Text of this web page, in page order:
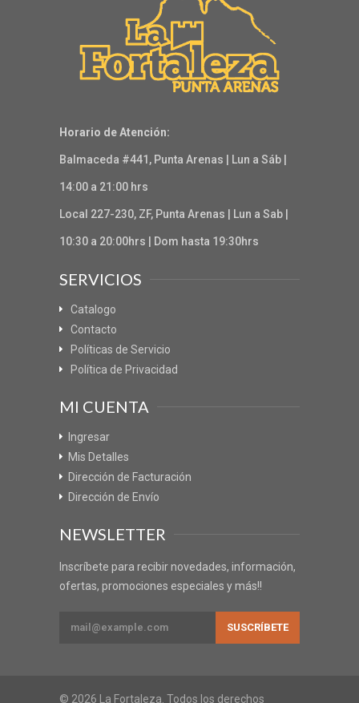
Horario de Atención:
Balmaceda #441, Punta Arenas | Lun a Sáb |
14:00 a 21:00 hrs
Local 227-230, ZF, Punta Arenas | Lun a Sab |
10:30 a 20:00hrs | Dom hasta 19:30hrs
SERVICIOS
Catalogo
Contacto
Políticas de Servicio
Política de Privacidad
MI CUENTA
Ingresar
Mis Detalles
Dirección de Facturación
Dirección de Envío
NEWSLETTER
Inscríbete para recibir novedades, información,
ofertas, promociones especiales y más!!
© 2026 La Fortaleza. Todos los derechos